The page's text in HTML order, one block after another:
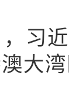
习近
大